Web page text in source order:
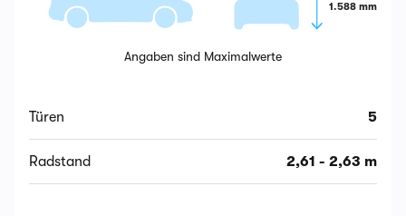
1.588 mm
Angaben sind Maximalwerte
Türen 5
Radstand 2,61 - 2,63 m